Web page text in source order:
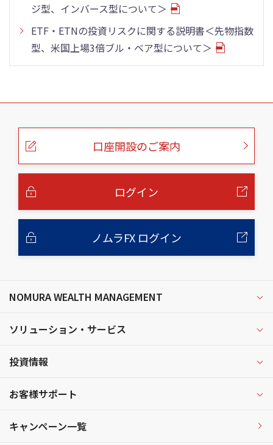
ジ型、インバース型について＞
ETF・ETNの投資リスクに関する説明書＜先物指数
型、米国上場3倍ブル・ベア型について＞
こ
口座開設のご案内
ログイン
ノムラFX ログイン
NOMURA WEALTH MANAGEMENT
ソリューション・サービス
投資情報
お客様サポート
キャンペーン一覧